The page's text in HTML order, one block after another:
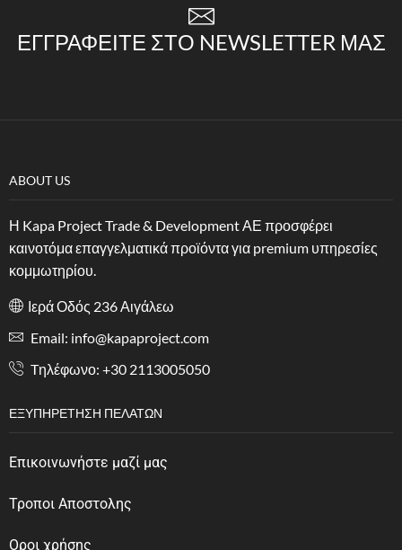
ΕΓΓΡΑΦΕΊΤΕ ΣΤΟ NEWSLETTER ΜΑΣ
ABOUT US
Η Kapa Project Trade & Development ΑΕ προσφέρει
καινοτόμα επαγγελματικά προϊόντα για premium υπηρεσίες
κομμωτηρίου.
Ιερά Οδός 236 Αιγάλεω
Email: info@kapaproject.com
Tηλέφωνο: +30 2113005050
ΕΞΥΠΗΡΈΤΗΣΗ ΠΕΛΑΤΏΝ
Επικοινωνήστε μαζί μας
Τροποι Αποστολης
Οροι χρήσης